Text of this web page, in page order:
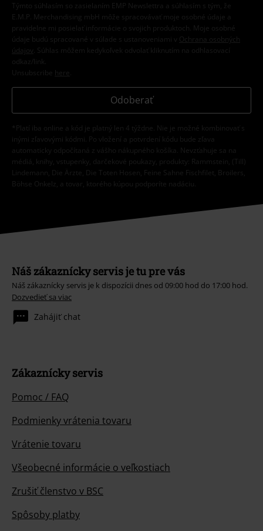
Týmto súhlasím so zasielaním EMP Newslettra a súhlasím s tým, že
E.M.P. Merchandising mbH môže spracovávať moje osobné údaje a
pravidelne mi posielať informácie o svojich produktoch. Moje osobné
údaje budú spracované v súlade s ustanoveniami v
Ochrana osobných
údajov
. Súhlas môžem kedykoľvek odvolať kliknutím na odhlasovací
odkaz/link.
Unsubscribe here
Odoberať
*Platí iba online a kód je platný len 4 týždne. Nie je možné kombinovať s
inými zľavovými kódmi. Po vložení a potvrdení kódu bude zľava
automaticky odpočítaná z vášho nákupného košíka. Nevzťahuje sa na
médiá, knihy, vstupenky, darčekové poukazy, produkty: Rammstein, (Till)
Lindemann, Die Ärzte, Die Toten Hosen, Feine Sahne Fischfilet, Broilers,
Böhse Onkelz, a tovar, ktorého kúpou podporíte nadáciu.
Náš zákaznícky servis je tu pre vás
Náš zákaznícky servis je k dispozícii dnes od 09:00 hod do 17:00 hod.
Dozvedieť sa viac
Zahájiť chat
Zákaznícky servis
Pomoc / FAQ
Podmienky vrátenia tovaru
Vrátenie tovaru
Všeobecné informácie o veľkostiach
Zrušiť členstvo v BSC
Spôsoby platby